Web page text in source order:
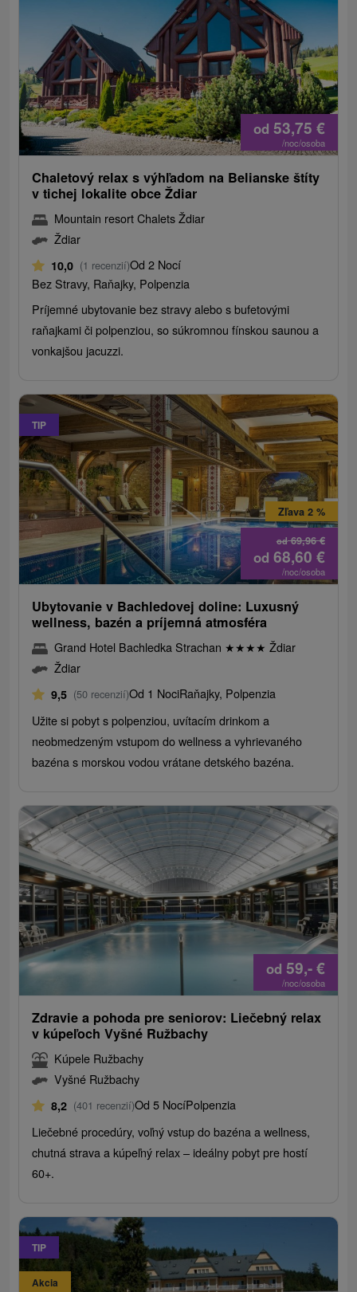
od 53,75 €
/noc/osoba
Chaletový relax s výhľadom na Belianske štíty
v tichej lokalite obce Ždiar
Mountain resort Chalets Ždiar
Ždiar
10,0 (1 recenzií)Od 2 Nocí
Bez Stravy, Raňajky, Polpenzia
Príjemné ubytovanie bez stravy alebo s bufetovými
raňajkami či polpenziou, so súkromnou fínskou saunou a
vonkajšou jacuzzi.
TIP
od69,96€
Zľava 2 %
od 68,60 €
/noc/osoba
Ubytovanie v Bachledovej doline: Luxusný
wellness, bazén a príjemná atmosféra
Grand Hotel Bachledka Strachan ★★★★ Ždiar
Ždiar
9,5 (50 recenzií)Od 1 NociRaňajky, Polpenzia
Užite si pobyt s polpenziou, uvítacím drinkom a
neobmedzeným vstupom do wellness a vyhrievaného
bazéna s morskou vodou vrátane detského bazéna.
od 59,-€
/noc/osoba
Zdravie a pohoda pre seniorov: Liečebný relax
v kúpeľoch Vyšné Ružbachy
Kúpele Ružbachy
Vyšné Ružbachy
8,2 (401 recenzií)Od 5 NocíPolpenzia
Liečebné procedúry, voľný vstup do bazéna a wellness,
chutná strava a kúpeľný relax – ideálny pobyt pre hostí
60+.
TIP
Akcia